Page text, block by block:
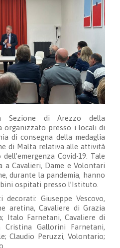
Sezione di Arezzo della
organizzato presso i locali di
di consegna della medaglia
di Malta relativa alle attività
Covid-19. Tale
a Cavalieri, Dame e Volontari
durante la pandemia, hanno
ospitati presso l’Istituto.
Giuseppe Vescovo,
aretina, Cavaliere di Grazia
Italo Farnetani, Cavaliere di
Cristina Gallorini Farnetani,
Claudio Peruzzi, Volontario;